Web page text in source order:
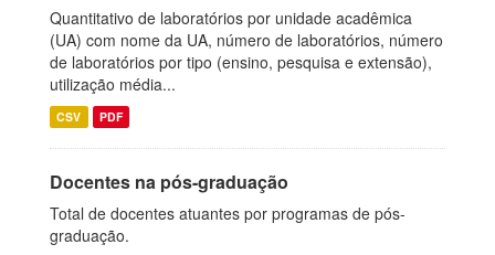
Quantitativo de laboratórios por unidade acadêmica
(UA) com nome da UA, número de laboratórios, número
de laboratórios por tipo (ensino, pesquisa e extensão),
utilização média...
CSV PDF
Docentes na pós-graduação
Total de docentes atuantes por programas de pós-
graduação.